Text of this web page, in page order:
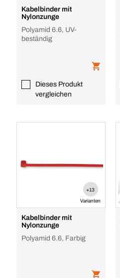
Kabelbinder mit
Nylonzunge
Polyamid 6.6, UV-
beständig
Dieses Produkt
vergleichen
+13
Varianten
Kabelbinder mit
Nylonzunge
Polyamid 6.6, Farbig